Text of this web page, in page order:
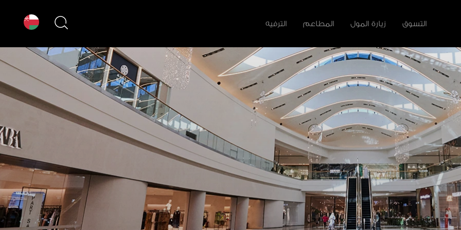
التسوق زيارة المول المطاعم الترفيه